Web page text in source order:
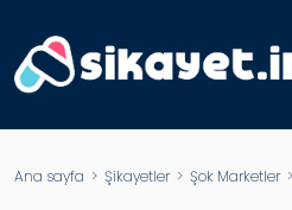
Ana sayfa > Şikayetler> Şok Marketler>